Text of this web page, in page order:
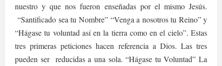
nuestro y que nos fueron enseñadas por el mismo Jesús.
“Santificado sea tu Nombre” “Venga a nosotros tu Reino” y
“Hágase tu voluntad así en la tierra como en el cielo”. Estas
tres primeras peticiones hacen referencia a Dios. Las tres
pueden ser reducidas a una sola. “Hágase tu Voluntad” La